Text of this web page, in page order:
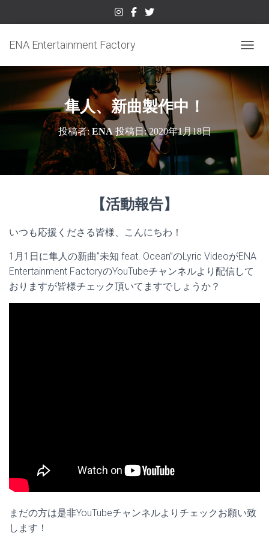
ENA Entertainment Factory
隼人、新曲製作中！
投稿者:ENA 投稿日:2020年1月18日
【活動報告】
いつも応援くださる皆様、こんにちわ！
1月1日に隼人の新曲”未知 feat. Ocean”のLyric VideoがENA
Entertainment FactoryのYouTubeチャンネルより配信して
おりますが皆様チェック頂いてますでしょうか？
まだの方は是非YouTubeチャンネルよりチェックお願い致
します！